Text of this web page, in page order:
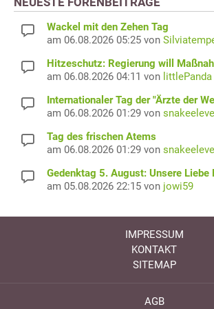
Wackel mit den Zehen Tag
am 06.08.2026 05:25 von
Hitzeschutz: Regierung will
am 06.08.2026 04:11 von littlePanda
Internationaler Tag der "Ärzte der
am 06.08.2026 01:29 von
Tag des frischen Atems
am 06.08.2026 01:29 von
Gedenktag 5. August: Unsere Liebe
am 05.08.2026 22:15 von jowi59
IMPRESSUM
KONTAKT
SITEMAP
AGB